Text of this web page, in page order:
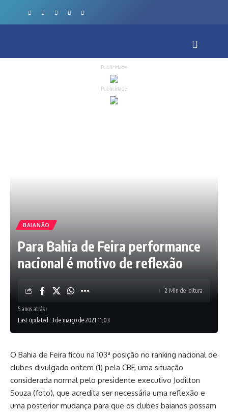
Publicidade
Publicidade
BAIANÃO
Para Bahia de Feira performance
nacional é motivo de reflexão
Last updated: 3 de março de 2021 11:03
5 anos atrás
2 Min de leitura
O Bahia de Feira ficou na 103ª posição no ranking nacional de
clubes divulgado ontem (1) pela CBF, uma situação
considerada normal pelo presidente executivo Jodilton
Souza (foto), que acredita ser necessária uma reflexão e
uma posterior mudança para que os clubes baianos possam